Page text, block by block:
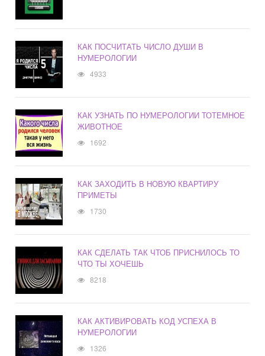
КАК ПОСЧИТАТЬ ЧИСЛО ДУШИ В
НУМЕРОЛОГИИ
4933
КАК УЗНАТЬ ПО НУМЕРОЛОГИИ ТОТЕМНОЕ
ЖИВОТНОЕ
1692
КАК ЗАХОДИТЬ В НОВУЮ КВАРТИРУ
ПРИМЕТЫ
1730
КАК СДЕЛАТЬ ТАК ЧТОБ ПРИСНИЛОСЬ ТО
ЧТО ТЫ ХОЧЕШЬ
8218
КАК АКТИВИРОВАТЬ КОД УСПЕХА В
НУМЕРОЛОГИИ
1326